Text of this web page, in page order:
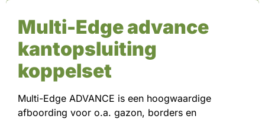
Multi-Edge advance
kantopsluiting
koppelset
Multi-Edge ADVANCE is een hoogwaardige
afboording voor o.a. gazon, borders en